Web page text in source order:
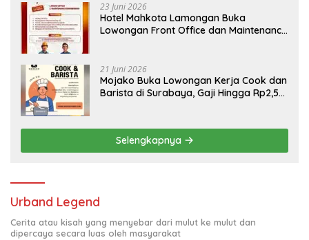
23 Juni 2026
Hotel Mahkota Lamongan Buka
Lowongan Front Office dan Maintenance
21 Juni 2026
Mojako Buka Lowongan Kerja Cook dan
Barista di Surabaya, Gaji Hingga Rp2,5
Selengkapnya
Urband Legend
Cerita atau kisah yang menyebar dari mulut ke mulut dan
dipercaya secara luas oleh masyarakat